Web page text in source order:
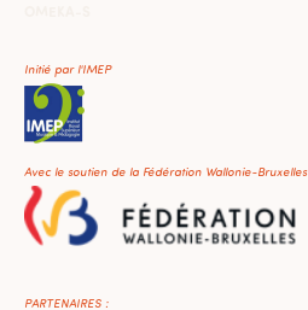
Initié par l'IMEP
Avec le soutien de la Fédération Wallonie-Bruxelles
PARTENAIRES :